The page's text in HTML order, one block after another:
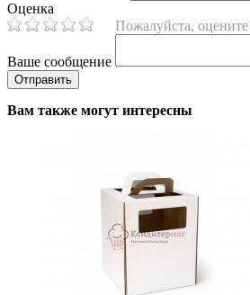
Оценка
Пожалуйста,
Ваше сообщение
Вам также могут интересны